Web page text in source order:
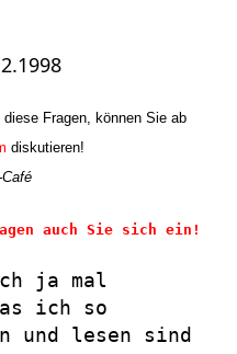
diese Fragen, können Sie ab
diskutieren!
auch Sie sich ein!
ja mal
ich so
und lesen sind